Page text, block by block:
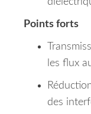
Points forts
les flux
des